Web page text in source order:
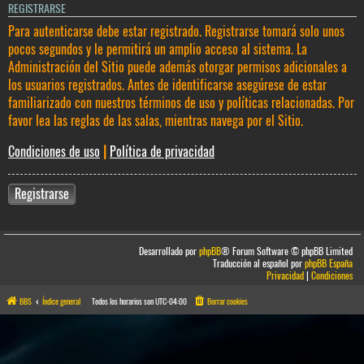
REGISTRARSE
Para autenticarse debe estar registrado. Registrarse tomará solo unos
pocos segundos y le permitirá un amplio acceso al sistema. La
Administración del Sitio puede además otorgar permisos adicionales a
los usuarios registrados. Antes de identificarse asegúrese de estar
familiarizado con nuestros términos de uso y políticas relacionadas. Por
favor lea las reglas de las salas, mientras navega por el Sitio.
Condiciones de uso
Política de privacidad
Registrarse
Desarrollado porphpBB® Forum Software © phpBB Limited
Traducción al español porphpBB España
Privacidad|Condiciones
BBS Índice general Todos los horarios sonUTC-04:00 Borrar cookies